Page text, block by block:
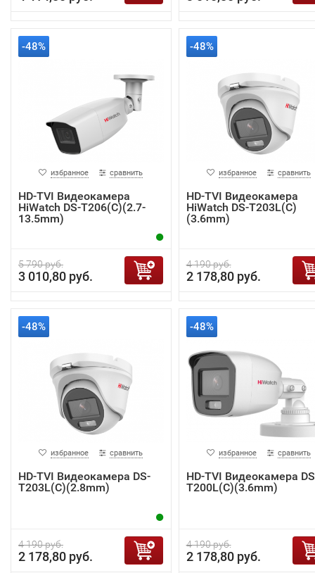
-48%
избранное сравнить
HD-TVI Видеокамера
HiWatch DS-T206(C)(2.7-
13.5mm)
5 790 руб.
3 010,80 руб.
-48%
избранное сравнить
HD-TVI Видеокамера
HiWatch DS-T203L(C)
(3.6mm)
4 190 руб.
2 178,80 руб.
-48%
избранное сравнить
HD-TVI Видеокамера DS-
T203L(C)(2.8mm)
4 190 руб.
2 178,80 руб.
-48%
избранное сравнить
HD-TVI Видеокамера
T200L(C)(3.6mm)
4 190 руб.
2 178,80 руб.